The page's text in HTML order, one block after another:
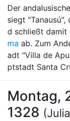
Der
siegt "Tanausú",
d schließt damit
ma ab. Zum
adt "Villa de
ptstadt Santa
Montag,
1328